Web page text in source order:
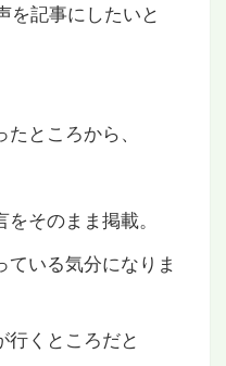
を記事にしたいと
ところから、
そのまま掲載。
ている気分になりま
行くところだと